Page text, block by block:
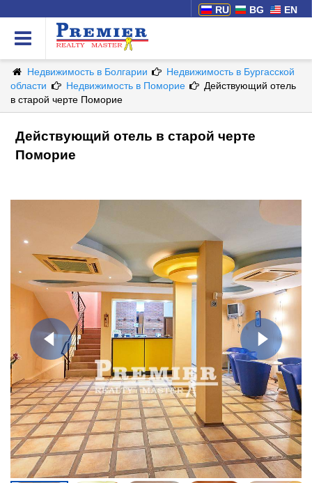
RU BG EN
Недвижимость в Болгарии
Недвижимость в Бургасской
области
Недвижимость в Поморие
Действующий отель
в старой черте Поморие
Действующий отель в старой черте
Поморие